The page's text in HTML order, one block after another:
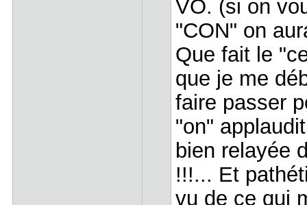
VO. (si on
"CON" on
Que fait le
que je me
faire passer
"on"
bien relayée
!!!... Et
vu de ce qui